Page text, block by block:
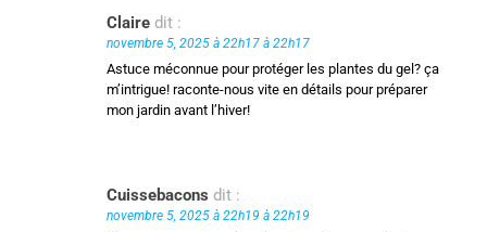
Claire dit :
novembre 5, 2025 à 22h17 à 22h17
Astuce méconnue pour protéger les plantes du gel? ça
m’intrigue! raconte-nous vite en détails pour préparer
mon jardin avant l’hiver!
Cuissebacons dit :
novembre 5, 2025 à 22h19 à 22h19